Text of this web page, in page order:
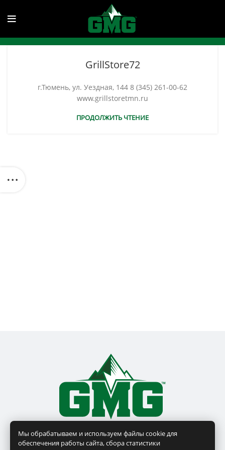
GrillStore72
г.Тюмень, ул. Уездная, 144 8 (345) 261-00-62
www.grillstoretmn.ru
ПРОДОЛЖИТЬ ЧТЕНИЕ
Мы обрабатываем и используем файлы cookie для
обеспечения работы сайта, сбора статистики